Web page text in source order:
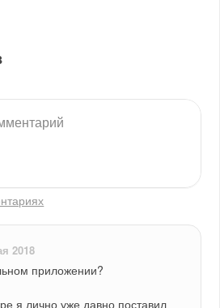
2018
приложении?
я лично уже давно поставил